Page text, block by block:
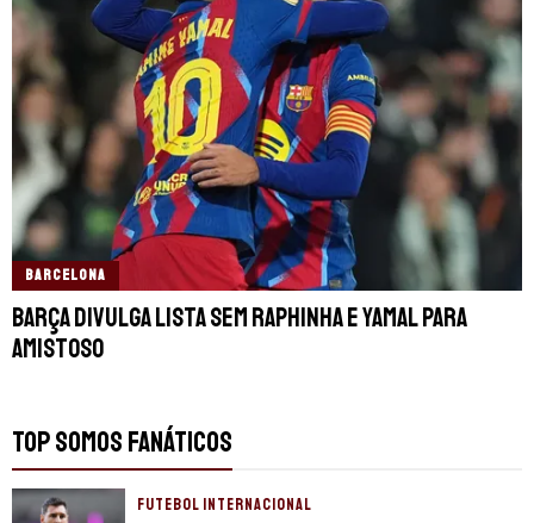
BARCELONA
Barça divulga lista sem Raphinha e Yamal para
amistoso
TOP SOMOS FANÁTICOS
FUTEBOL INTERNACIONAL